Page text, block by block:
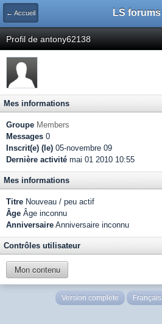
← Accueil LS forums
Profil de antony62138
Mes informations
Groupe Members
Messages 0
Inscrit(e) (le) 05-novembre 09
Dernière activité mai 01 2010 10:55
Mes informations
Titre Nouveau / peu actif
Âge Âge inconnu
Anniversaire Anniversaire inconnu
Contrôles utilisateur
Mon contenu
Version complète